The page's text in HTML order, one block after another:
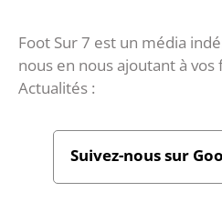
Foot Sur 7 est un média
nous en nous ajoutant à vos
Actualités :
Suivez-nous sur